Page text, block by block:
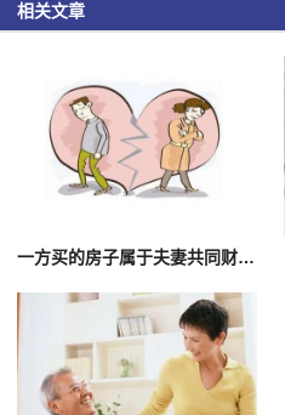
相关文章
一方买的房子属于夫妻共同财产吗